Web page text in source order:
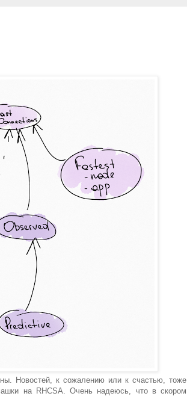
Новостей, к сожалению или к счастью, тоже
на RHCSA. Очень надеюсь, что в скором